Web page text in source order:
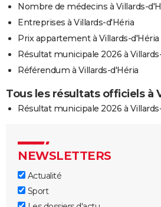
Nombre de médecins à Villards-
Entreprises à Villards-d'Héria
Prix appartement à Villards-d'Héria
Résultat municipale 2026 à
Référendum à Villards-d'Héria
Tous les résultats officiels à
Résultat municipale 2026 à
NEWSLETTERS
Actualité
Sport